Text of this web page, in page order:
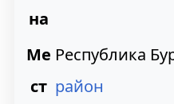
на
Ме
ст
Республика
район